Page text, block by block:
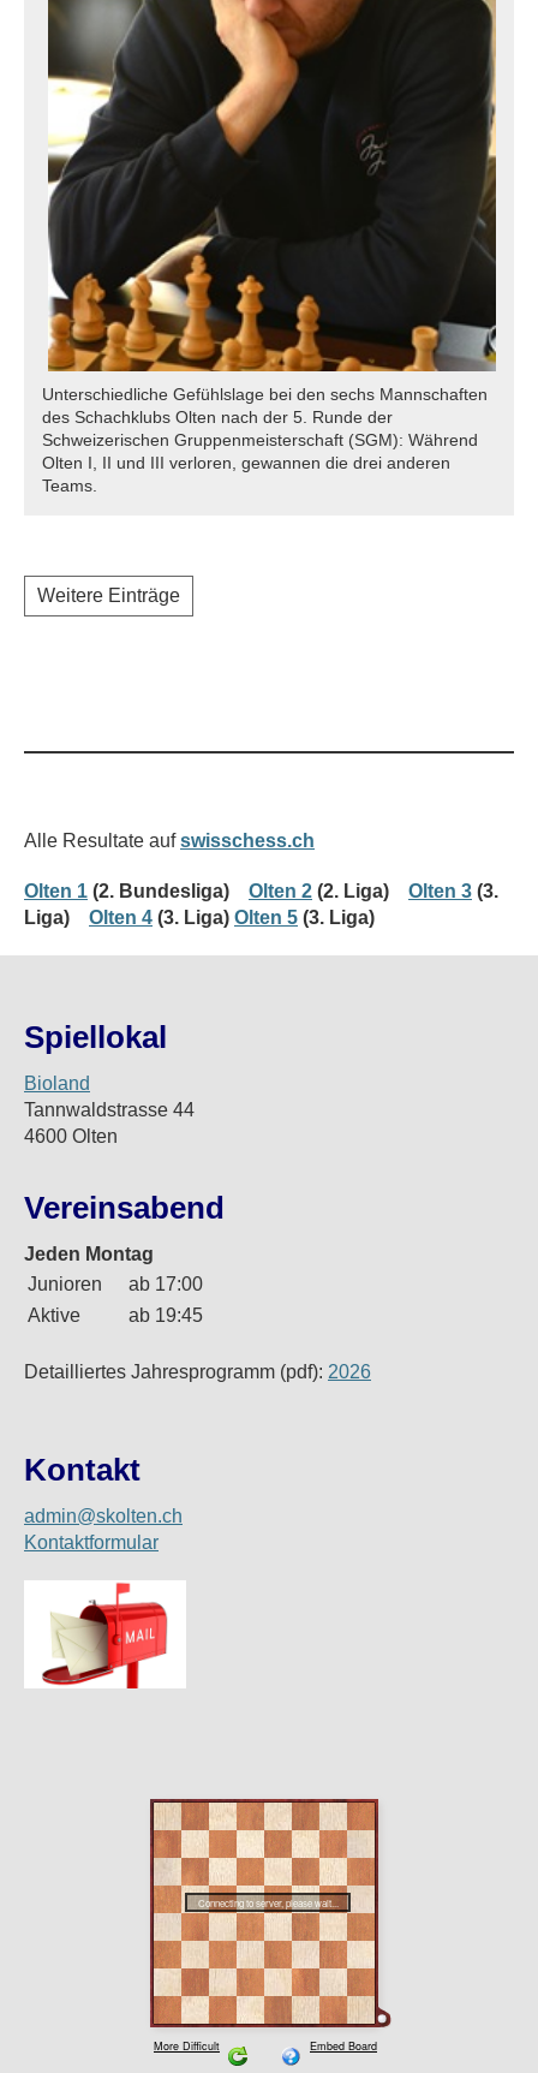
Unterschiedliche Gefühlslage bei den sechs Mannschaften
des Schachklubs Olten nach der 5. Runde der
Schweizerischen Gruppenmeisterschaft (SGM): Während
Olten I, II und III verloren, gewannen die drei anderen
Teams.
Weitere Einträge
Alle Resultate aufswisschess.ch
Olten 1 (2. Bundesliga) Olten 2 (2. Liga) Olten 3 (3.
Liga) Olten 4 (3. Liga) Olten 5 (3. Liga)
Spiellokal
Bioland
Tannwaldstrasse 44
4600 Olten
Vereinsabend
Jeden Montag
Junioren
ab 17:00
Aktive
ab 19:45
Detailliertes Jahresprogramm (pdf): 2026
Kontakt
admin@skolten.ch
Kontaktformular